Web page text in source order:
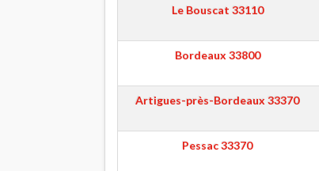
Le Bouscat 33110
Bordeaux 33800
Artigues-près-Bordeaux 33370
Pessac33370